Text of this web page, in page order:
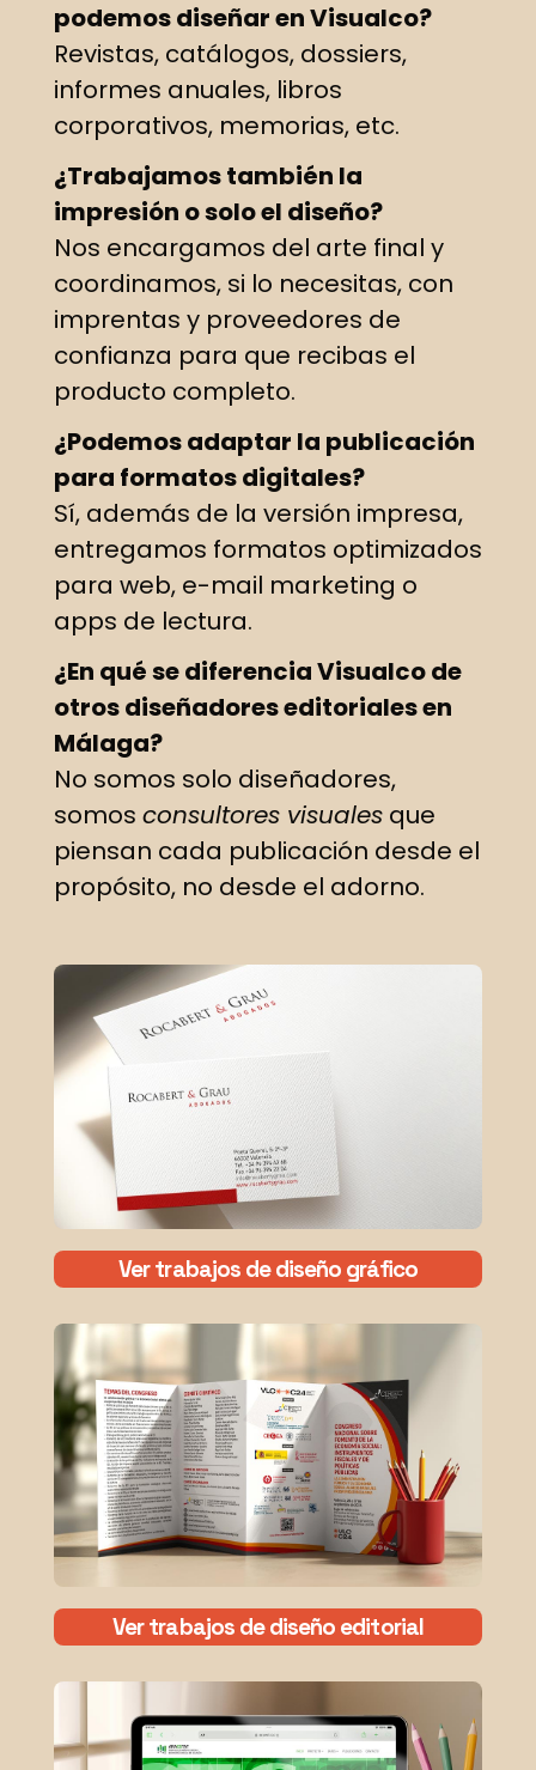
podemos diseñar en Visualco?
Revistas, catálogos, dossiers,
informes anuales, libros
corporativos, memorias, etc.
¿Trabajamos también la
impresión o solo el diseño?
Nos encargamos del arte final y
coordinamos, si lo necesitas, con
imprentas y proveedores de
confianza para que recibas el
producto completo.
¿Podemos adaptar la publicación
para formatos digitales?
Sí, además de la versión impresa,
entregamos formatos optimizados
para web, e-mail marketing o
apps de lectura.
¿En qué se diferencia Visualco de
otros diseñadores editoriales en
Málaga?
No somos solo diseñadores,
somos consultores visualesque
piensan cada publicación desde el
propósito, no desde el adorno.
Ver trabajos de diseño gráfico
Ver trabajos de diseño editorial